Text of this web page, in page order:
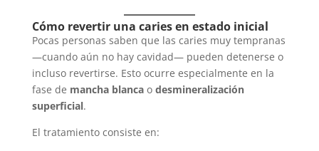
Cómo revertir una caries en estado inicial
Pocas personas saben que las caries muy tempranas
—cuando aún no hay cavidad— pueden detenerse o
incluso revertirse. Esto ocurre especialmente en la
fase de mancha blancao desmineralización
superficial.
El tratamiento consiste en: